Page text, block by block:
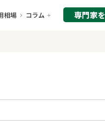
相場 コラム 専門家